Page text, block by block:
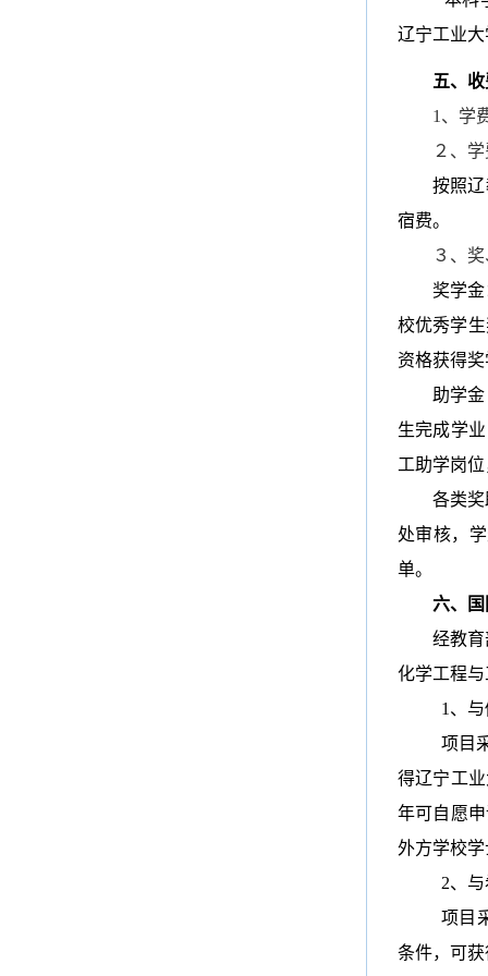
辽宁工业大
五、
1、学
２、
按照
宿费。
３、
奖学
校优秀学
资格获得奖
助学
生完成学
工助学岗
各类
处审核，
单。
六、
经教
化学工程与
1、
项目
得辽宁工
年可自愿
外方学校学
2、
项目
条件，可